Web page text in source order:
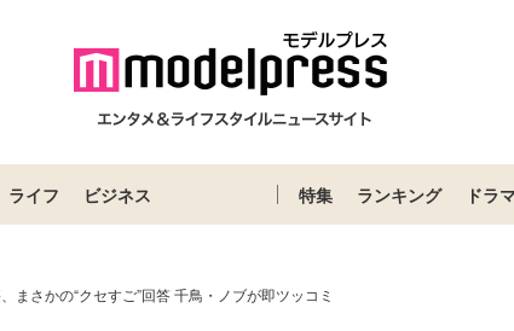
ライフ ビジネス 特集 ランキング ドラ
まさかの“クセすご”回答 千鳥・ノブが即ツッコミ